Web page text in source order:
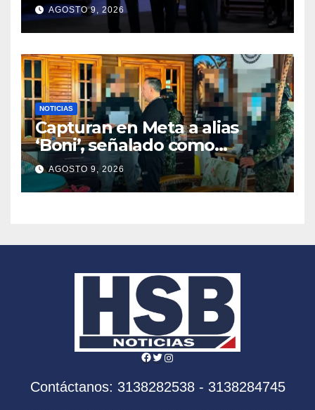
AGOSTO 9, 2026
NOTICIAS
Capturan en Meta a alias
‘Boni’, señalado como
segundo cabecilla de los
Comandos de Frontera
AGOSTO 9, 2026
Facebook
Twitter
Instagram
Contáctanos: 3138282538 - 3138284745